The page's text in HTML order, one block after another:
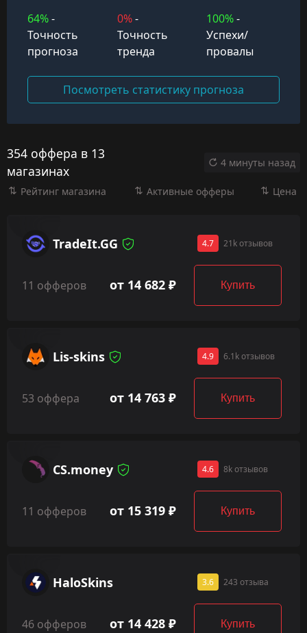
64%-
Точность
прогноза
0%-
Точность
тренда
100%-
Успехи/
провалы
Посмотреть статистику прогноза
354 оффера в 13
магазинах
4 минуты назад
Рейтинг магазина Активные офферы Цена
TradeIt.GG 4.7 21k отзывов
11 офферов от 14 682 ₽ Купить
Lis-skins 4.9 6.1k отзывов
53 оффера от 14 763 ₽ Купить
CS.money 4.6 8k отзывов
11 офферов от 15 319 ₽ Купить
HaloSkins 3.6 243 отзыва
46 офферов от 14 428 ₽ Купить